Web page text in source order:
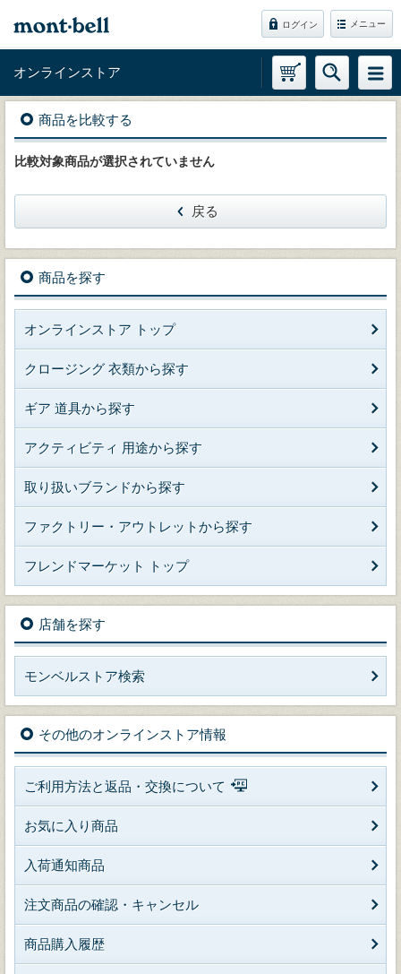
ログイン メニュー
オンラインストア
商品を比較する
比較対象商品が選択されていません
戻る
商品を探す
オンラインストア トップ
クロージング 衣類から探す
ギア 道具から探す
アクティビティ 用途から探す
取り扱いブランドから探す
ファクトリー・アウトレットから探す
フレンドマーケット トップ
店舗を探す
モンベルストア検索
その他のオンラインストア情報
ご利用方法と返品・交換について
お気に入り商品
入荷通知商品
注文商品の確認・キャンセル
商品購入履歴